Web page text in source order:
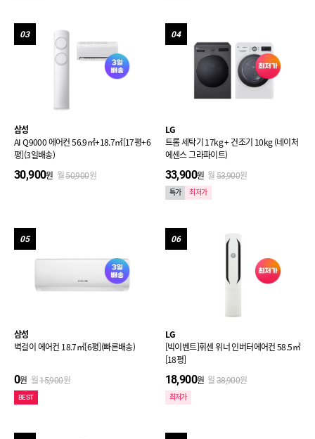
03
삼성
AI Q9000 에어컨 56.9㎡+18.7㎡[17평+6
평](3일배송)
30,900원 월50,900원
04
LG
트롬 세탁기 17kg + 건조기 10kg (네이처
에센스 그라파이트)
33,900원 월53,900원
특가 최저가
05
삼성
벽걸이 에어컨 18.7㎡[6평](빠른배송)
0원 월15,900원
BEST
06
LG
[빅이벤트]휘센 위너 인버터에어컨 58.5㎡
[18평]
18,900원 월38,900원
최저가